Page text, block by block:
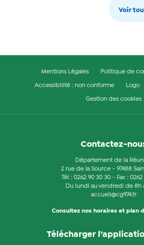
Voir
Mentions Légales Politique de
Accessibilité : non conforme Logo
Gestion des cookies
Contactez-
Département de la
2 rue de la Source - 97488
Tél : 0262 90 30 30 - Fax : 0262
Du lundi au vendredi de 8h
accueil@cg974.fr
Consultez nos horaires et plan
Télécharger